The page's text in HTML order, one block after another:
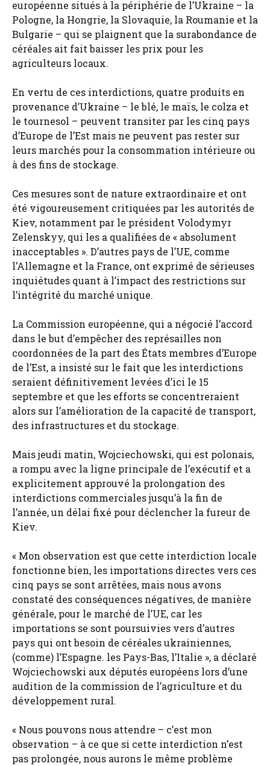
européenne situés à la périphérie de l’Ukraine – la
Pologne, la Hongrie, la Slovaquie, la Roumanie et la
Bulgarie – qui se plaignent que la surabondance de
céréales ait fait baisser les prix pour les
agriculteurs locaux.
En vertu de ces interdictions, quatre produits en
provenance d’Ukraine – le blé, le maïs, le colza et
le tournesol – peuvent transiter par les cinq pays
d’Europe de l’Est mais ne peuvent pas rester sur
leurs marchés pour la consommation intérieure ou
à des fins de stockage.
Ces mesures sont de nature extraordinaire et ont
été vigoureusement critiquées par les autorités de
Kiev, notamment par le président Volodymyr
Zelenskyy, qui les a qualifiées de « absolument
inacceptables ». D’autres pays de l’UE, comme
l’Allemagne et la France, ont exprimé de sérieuses
inquiétudes quant à l’impact des restrictions sur
l’intégrité du marché unique.
La Commission européenne, qui a négocié l’accord
dans le but d’empêcher des représailles non
coordonnées de la part des États membres d’Europe
de l’Est, a insisté sur le fait que les interdictions
seraient définitivement levées d’ici le 15
septembre et que les efforts se concentreraient
alors sur l’amélioration de la capacité de transport,
des infrastructures et du stockage.
Mais jeudi matin, Wojciechowski, qui est polonais,
a rompu avec la ligne principale de l’exécutif et a
explicitement approuvé la prolongation des
interdictions commerciales jusqu’à la fin de
l’année, un délai fixé pour déclencher la fureur de
Kiev.
« Mon observation est que cette interdiction locale
fonctionne bien, les importations directes vers ces
cinq pays se sont arrêtées, mais nous avons
constaté des conséquences négatives, de manière
générale, pour le marché de l’UE, car les
importations se sont poursuivies vers d’autres
pays qui ont besoin de céréales ukrainiennes,
(comme) l’Espagne. les Pays-Bas, l’Italie », a déclaré
Wojciechowski aux députés européens lors d’une
audition de la commission de l’agriculture et du
développement rural.
« Nous pouvons nous attendre – c’est mon
observation – à ce que si cette interdiction n’est
pas prolongée, nous aurons le même problème